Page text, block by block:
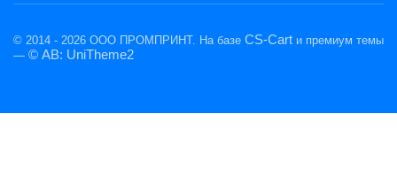
© 2014 - 2026 ООО ПРОМПРИНТ. На базе CS-Cart и премиум темы
— © AB: UniTheme2